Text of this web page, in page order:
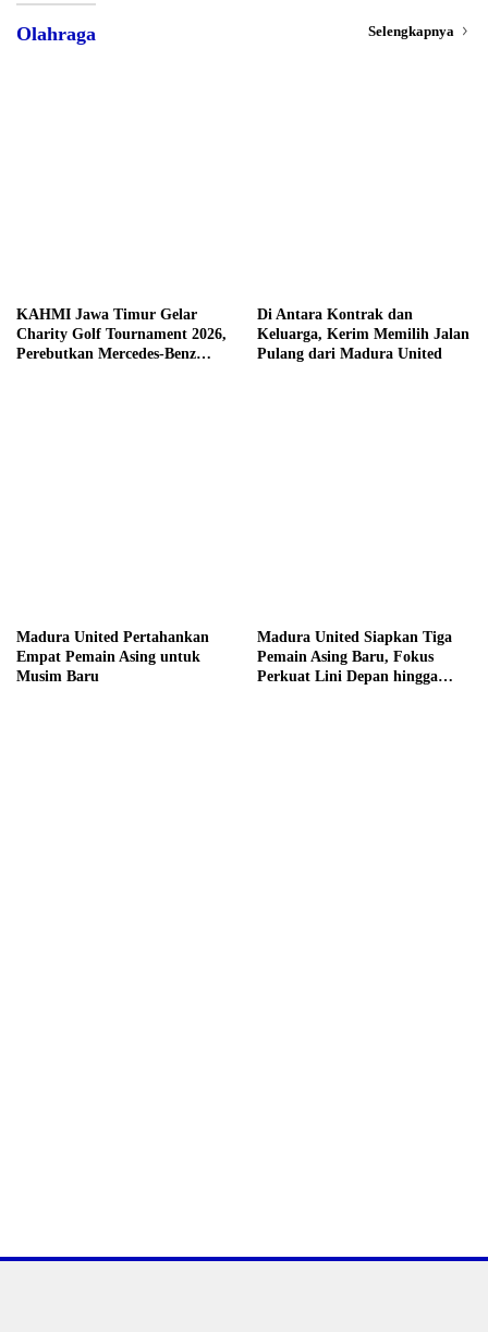
Olahraga Selengkapnya
KAHMI Jawa Timur Gelar
Charity Golf Tournament 2026,
Perebutkan Mercedes-Benz
Di Antara Kontrak dan
Keluarga, Kerim Memilih Jalan
Pulang dari Madura United
Madura United Pertahankan
Empat Pemain Asing untuk
Musim Baru
Madura United Siapkan Tiga
Pemain Asing Baru, Fokus
Perkuat Lini Depan hingga